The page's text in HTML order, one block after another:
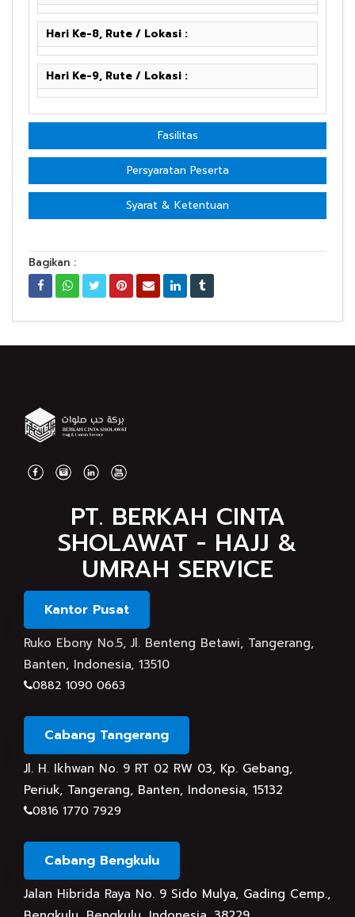
Hari Ke-8, Rute / Lokasi :
Hari Ke-9, Rute / Lokasi :
Fasilitas
Persyaratan Peserta
Syarat & Ketentuan
Bagikan :
PT. BERKAH CINTA
SHOLAWAT - HAJJ &
UMRAH SERVICE
Kantor Pusat
Ruko Ebony No.5, Jl. Benteng Betawi, Tangerang,
Banten, Indonesia, 13510
0882 1090 0663
Cabang Tangerang
Jl. H. Ikhwan No. 9 RT 02 RW 03, Kp. Gebang,
Periuk, Tangerang, Banten, Indonesia, 15132
0816 1770 7929
Cabang Bengkulu
Jalan Hibrida Raya No. 9 Sido Mulya, Gading Cemp.,